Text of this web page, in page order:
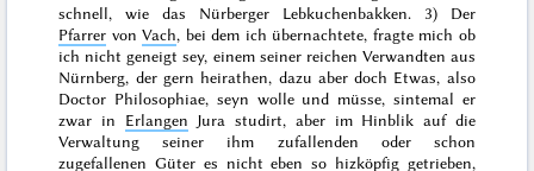
schnell, wie das Nürberger Lebkuchenbakken. 3) Der
Pfarrer vonVach, bei dem ich übernachtete, fragte mich ob
ich nicht geneigt sey, einem seiner reichen Verwandten aus
Nürnberg, der gern heirathen, dazu aber doch Etwas, also
Doctor Philosophiae, seyn wolle und müsse, sintemal er
zwar in Erlangen Jura studirt, aber im Hinblik auf die
Verwaltung seiner ihm zufallenden oder schon
zugefallenen Güter es nicht eben so hizköpfig getrieben,